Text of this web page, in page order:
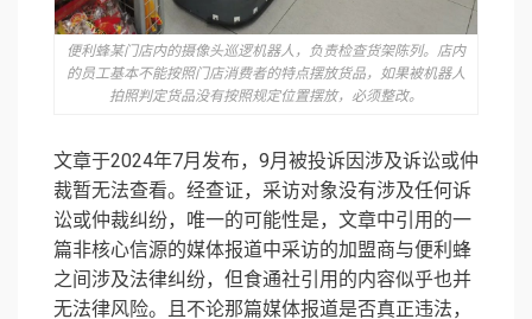
便利蜂某门店内的摄像头巡逻机器人，负责检查货架陈列。店内
的员工基本不能按照门店消费者的特点摆放货品，如果被机器人
拍照判定货品没有按照规定位置摆放，必须整改。
文章于2024年7月发布，9月被投诉因涉及诉讼或仲
裁暂无法查看。经查证，采访对象没有涉及任何诉
讼或仲裁纠纷，唯一的可能性是，文章中引用的一
篇非核心信源的媒体报道中采访的加盟商与便利蜂
之间涉及法律纠纷，但食通社引用的内容似乎也并
无法律风险。且不论那篇媒体报道是否真正违法，